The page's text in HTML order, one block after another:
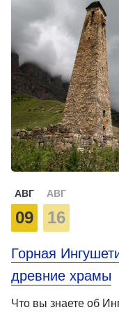
АВГ
09
АВГ
16
Горная
древние храмы
Что вы знаете об